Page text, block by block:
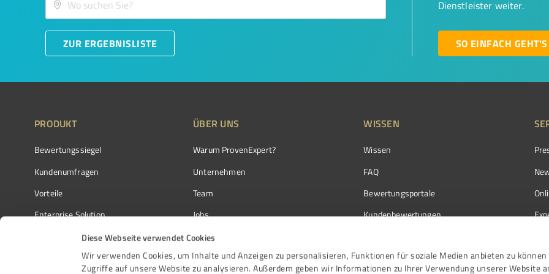
Diese Webseite verwendet Cookies
Wir verwenden Cookies, um Inhalte und Anzeigen zu personalisieren, Funktionen für soziale Medien anbieten zu können
Zugriffe auf unsere Website zu analysieren. Außerdem geben wir Informationen zu Ihrer Verwendung unserer Website
ZUR ERGEBNISLISTE
Dienstleister weiter.
SO EINFACH GEHT'S
PRODUKT
Bewertungssiegel
Kundenumfragen
Vorteile
Enterprise Solution
Partnerprogramm
Auszeichnungen
ÜBER UNS
Warum ProvenExpert?
Unternehmen
Team
Jobs
Kundenstimmen
Kontakt
WISSEN
Wissen
FAQ
Bewertungsportale
Kundenbewertungen
Bewertungs­richtlinien